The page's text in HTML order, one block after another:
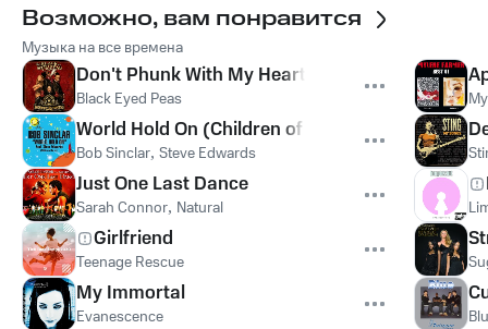
Возможно, вам понравится
Музыка на все времена
Don't Phunk With My Heart
Black Eyed Peas
World Hold On (Children of the Sky)
Bob Sinclar, Steve Edwards
Just One Last Dance
Sarah Connor, Natural
Girlfriend
Teenage Rescue
My Immortal
Evanescence